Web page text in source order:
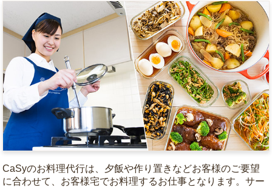
CaSyのお料理代行は、夕飯や作り置きなどお客様のご要望
に合わせて、お客様宅でお料理するお仕事となります。サー